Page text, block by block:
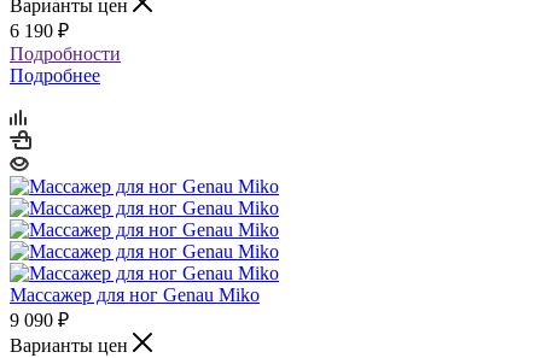
Варианты цен
6 190 ₽
Подробности
Подробнее
Массажер для ног Genau Miko
9 090 ₽
Варианты цен